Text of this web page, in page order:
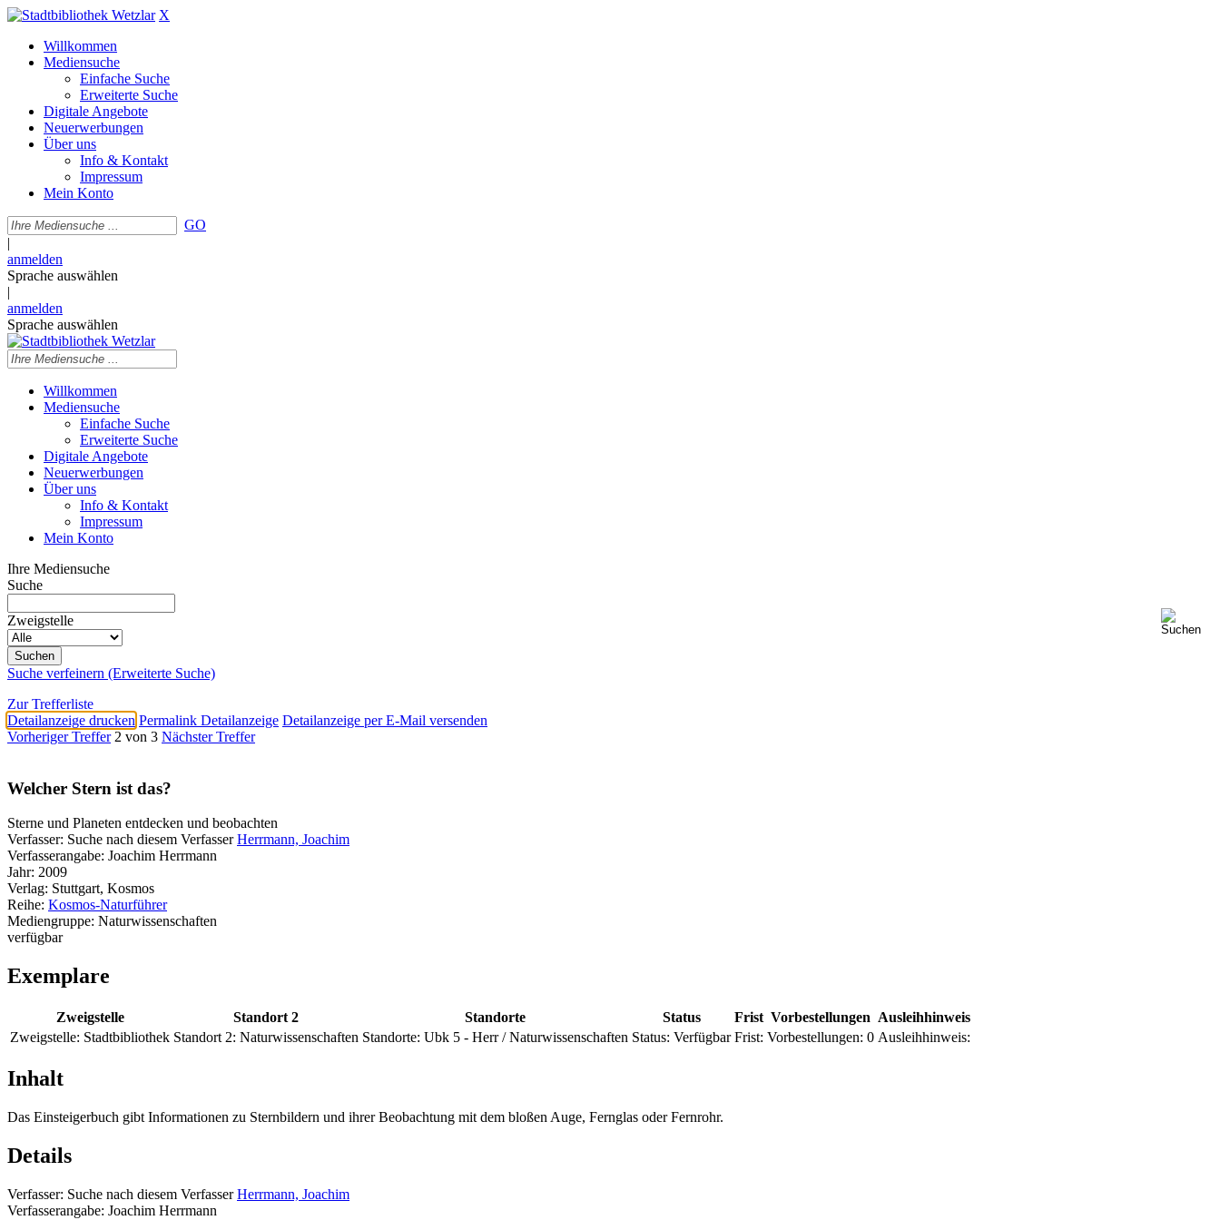
X
Willkommen
Mediensuche
Einfache Suche
Erweiterte Suche
Digitale Angebote
Neuerwerbungen
Über uns
Info & Kontakt
Impressum
Mein Konto
GO
|
anmelden
Sprache auswählen
|
anmelden
Sprache auswählen
Willkommen
Mediensuche
Einfache Suche
Erweiterte Suche
Digitale Angebote
Neuerwerbungen
Über uns
Info & Kontakt
Impressum
Mein Konto
Ihre Mediensuche
Suche
Zweigstelle
Suche verfeinern (Erweiterte Suche)
Zur Trefferliste
Detailanzeige drucken Permalink Detailanzeige Detailanzeige per E-Mail versenden
Vorheriger Treffer 2 von 3 Nächster Treffer
Welcher Stern ist das?
Sterne und Planeten entdecken und beobachten
Verfasser: Suche nach diesem Verfasser Herrmann, Joachim
Verfasserangabe: Joachim Herrmann
Jahr: 2009
Verlag: Stuttgart, Kosmos
Reihe: Kosmos-Naturführer
Mediengruppe: Naturwissenschaften
verfügbar
Exemplare
Zweigstelle Standort 2 Standorte Status Frist Vorbestellungen Ausleihhinweis
Zweigstelle: Stadtbibliothek Standort 2: Naturwissenschaften Standorte: Ubk 5 - Herr / Naturwissenschaften Status: Verfügbar Frist: Vorbestellungen: 0 Ausleihhinweis:
Inhalt
Das Einsteigerbuch gibt Informationen zu Sternbildern und ihrer Beobachtung mit dem bloßen Auge, Fernglas oder Fernrohr.
Details
Verfasser: Suche nach diesem Verfasser Herrmann, Joachim
Verfasserangabe: Joachim Herrmann